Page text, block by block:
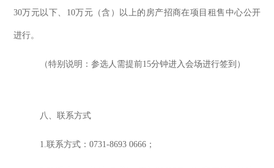
30万元以下、10万元（含）以上的房产招商在项目租售中心公开
进行。
（特别说明： 参选人需提前15分钟进入会场进行签到）
八、 联系方式
1.联系方式： 0731-8693 0666 ；